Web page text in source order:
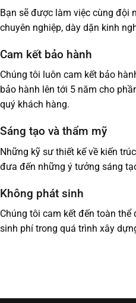
Bạn sẽ được làm việc cùng đội
chuyên nghiệp, dày dặn kinh
Cam kết bảo hành
Chúng tôi luôn cam kết bảo
bảo hành lên tới 5 năm cho
quý khách hàng.
Sáng tạo và thẩm mỹ
Những kỹ sư thiết kế về kiến
đưa đến những ý tưởng sáng
Không phát sinh
Chúng tôi cam kết đến toàn
sinh phí trong quá trình xây